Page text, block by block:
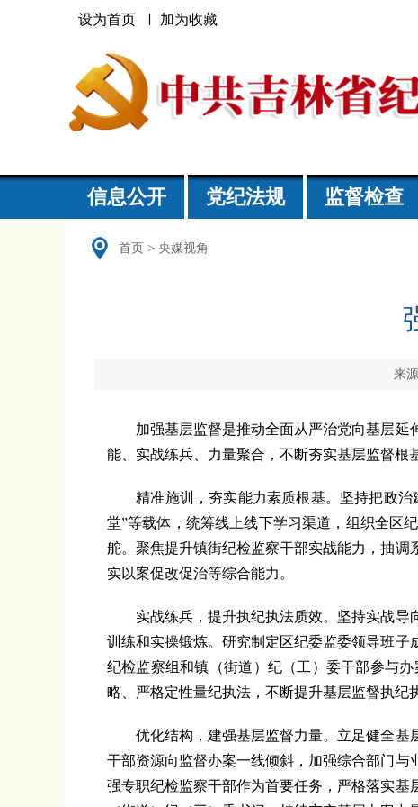
设为首页 加为收藏
信息公开 党纪法规 监督检查
首页 >央媒视角
来
加强基层监督是推动全面从严治党向基层延
能、实战练兵、力量聚合，不断夯实基层监督根
精准施训，夯实能力素质根基。坚持把政治
堂”等载体，统筹线上线下学习渠道，组织全区
舵。聚焦提升镇街纪检监察干部实战能力，抽
实以案促改促治等综合能力。
实战练兵，提升执纪执法质效。坚持实战导
训练和实操锻炼。研究制定区纪委监委领导班
纪检监察组和镇（街道）纪（工）委干部参与
略、严格定性量纪执法，不断提升基层监督执纪
优化结构，建强基层监督力量。立足健全基
干部资源向监督办案一线倾斜，加强综合部门
强专职纪检监察干部作为首要任务，严格落实